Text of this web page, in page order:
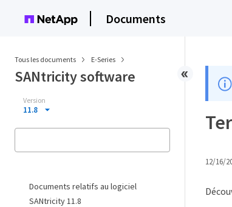
Documents
Tous les documents E-Series
SANtricity software
Version
11.8
Documents relatifs au logiciel
SANtricity 11.8
12/16/